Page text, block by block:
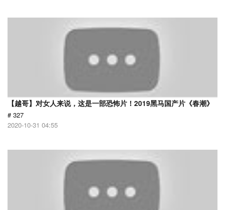
【越哥】对女人来说，这是一部恐怖片！2019黑马国产片《春潮》
# 327
2020-10-31 04:55